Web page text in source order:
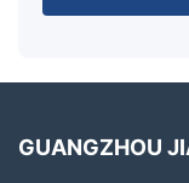
GUANGZHOU